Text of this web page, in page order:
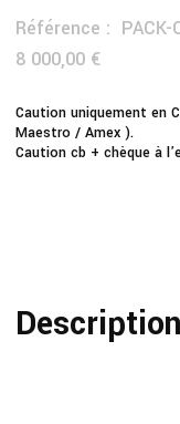
Référence :
8 000,00 €
Caution uniquement en
Maestro / Amex ).
Caution cb + chèque à